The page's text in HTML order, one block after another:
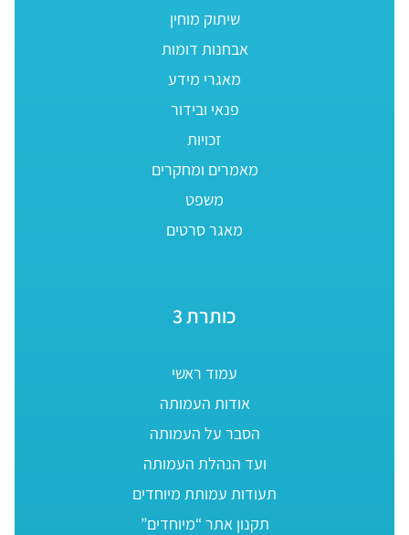
שיתוק מוחין
אבחנות דומות
מאגרי מידע
פנאי ובידור
זכויות
מאמרים ומחקרים
משפט
מאגר סרטים
כותרת 3
עמוד ראשי
אודות העמותה
הסבר על העמותה
ועד הנהלת העמותה
תעודות עמותת מיוחדים
תקנון אתר “מיוחדים”